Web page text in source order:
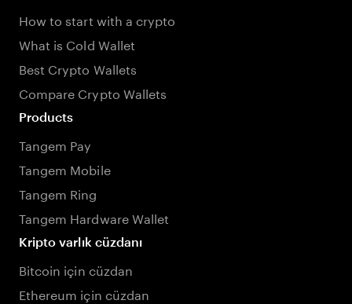
How to start with a crypto
What is Cold Wallet
Best Crypto Wallets
Compare Crypto Wallets
Products
Tangem Pay
Tangem Mobile
Tangem Ring
Tangem Hardware Wallet
Kripto varlık cüzdanı
Bitcoin için cüzdan
Ethereum için cüzdan